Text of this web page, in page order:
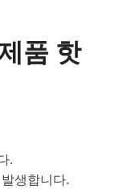
품 핫
.
생합니다.